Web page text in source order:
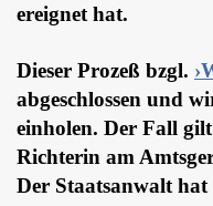
ereignet hat.
Dieser Prozeß bzgl.
abgeschlossen und
einholen. Der Fall
Richterin am
Der Staatsanwalt